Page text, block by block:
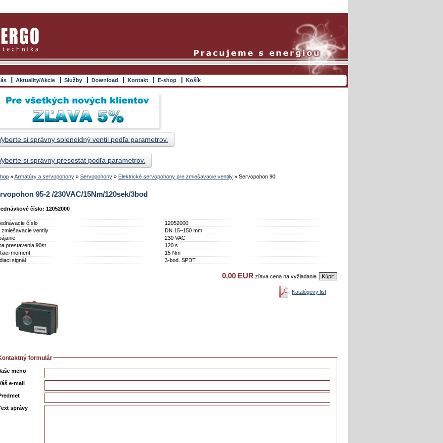
Aktuality/Akcie Služby Download Kontakt E-shop Košík
si správny solenoidný ventil podľa parametrov.
si správny presostat podľa parametrov.
»Armatúry a servopohony » Servopohony » Elektrické servopohony pre zmiešavacie ventily » Servopohon 90
95-2 /230VAC/15Nm/120sek/3bod
číslo: 12052000
číslo
12052000
zmiešavacie ventily
DN 15–150 mm
230 VAC
prestavenia 90st.
120 s
moment
15 Nm
signál
3-bod. SPDT
0,00 EUR zľava cena na vyžiadanie Kúpiť
Katalógovy list
formulár
meno
e-mail
správy